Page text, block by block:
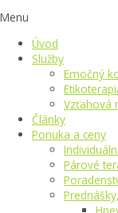
Menu
Úvod
Služby
Emočný
Vzťahová
Články
Ponuka a ceny
Párové